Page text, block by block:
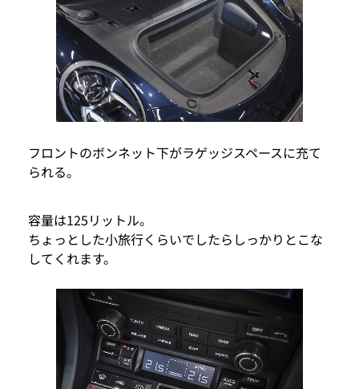
フロントのボンネット下がラゲッジスペースに充て
られる。
容量は125リットル。
ちょっとした小旅行くらいでしたらしっかりとこな
してくれます。